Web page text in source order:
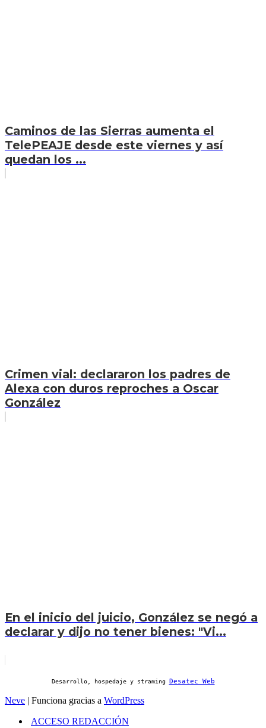
Caminos de las Sierras aumenta el
TelePEAJE desde este viernes y así
quedan los ...
Crimen vial: declararon los padres de
Alexa con duros reproches a Oscar
González
En el inicio del juicio, González se negó a
declarar y dijo no tener bienes: "Vi...
Desarrollo, hospedaje y straming Desatec Web
Neve | Funciona gracias a WordPress
ACCESO REDACCIÓN